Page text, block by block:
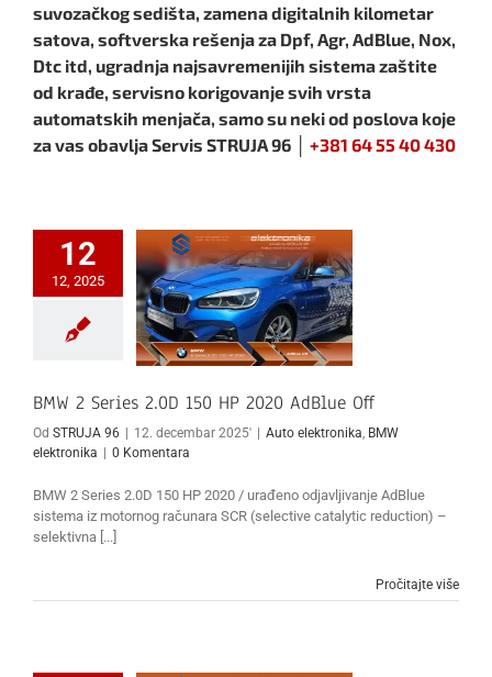
suvozačkog sedišta, zamena digitalnih kilometar
satova, softverska rešenja za Dpf, Agr, AdBlue, Nox,
Dtc itd, ugradnja najsavremenijih sistema zaštite
od krađe, servisno korigovanje svih vrsta
automatskih menjača, samo su neki od poslova koje
za vas obavlja Servis STRUJA 96 │
+381 64 55 40 430
12
12, 2025
BMW 2 Series 2.0D 150 HP
2020 AdBlue Off
elektronika
BMW 2 Series 2.0D 150 HP 2020 AdBlue Off
Od STRUJA 96 12. decembar 2025' Auto elektronika, BMW
elektronika
0 Komentara
BMW 2 Series 2.0D 150 HP 2020 / urađeno odjavljivanje AdBlue
sistema iz motornog računara SCR (selective catalytic reduction) –
selektivna [...]
Pročitajte više